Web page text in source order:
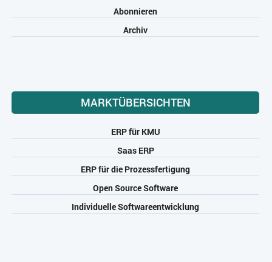
Abonnieren
Archiv
MARKTÜBERSICHTEN
ERP für KMU
Saas ERP
ERP für die Prozessfertigung
Open Source Software
Individuelle Softwareentwicklung